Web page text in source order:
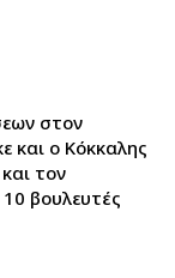
στον
και ο Κόκκαλης
τον
βουλευτές